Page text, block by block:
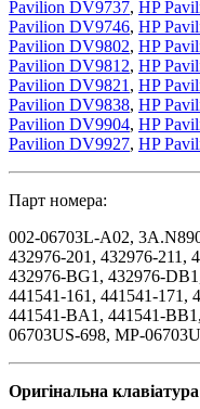
Pavilion DV9737, HP
Pavilion DV9746, HP
Pavilion DV9802, HP
Pavilion DV9812, HP
Pavilion DV9821 , HP
Pavilion DV9838, HP
Pavilion DV9904, HP
Pavilion DV9927, HP
Парт номера:
002-06703L-A02,
432976-201, 432976-211,
432976-BG1, 432976-
441541-161, 441541-171,
441541-BA1, 441541-
06703US-698, MP-
Оригінальна